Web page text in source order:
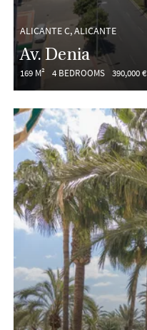
ALICANTE C, ALICANTE
Av. Denia
169 M² 4 BEDROOMS 390,000 €